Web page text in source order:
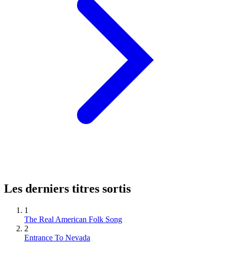
Les derniers titres sortis
1
The Real American Folk Song
2
Entrance To Nevada